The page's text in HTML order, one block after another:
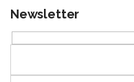
Newsletter